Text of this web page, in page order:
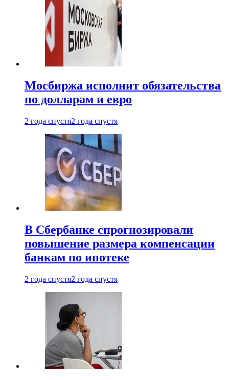
Мосбиржа исполнит обязательства
по долларам и евро
2 года спустя2 года спустя
В Сбербанке спрогнозировали
повышение размера компенсации
банкам по ипотеке
2 года спустя2 года спустя